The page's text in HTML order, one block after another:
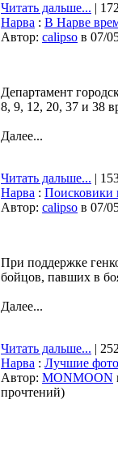
Читать дальше... |
Нарва : В Нарве
Автор: calipso в 07/
Департамент
8, 9, 12, 20, 37 и 38
Далее...
Читать дальше... |
Нарва : Поисковики
Автор: calipso в 07/
При поддержке
бойцов, павших в
Далее...
Читать дальше... |
Нарва : Лучшие
Автор: MONMOON
прочтений)